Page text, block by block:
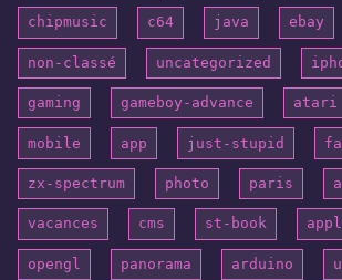
chipmusic c64 java ebay
non-classé uncategorized
gaming gameboy-advance atari
mobile app just-stupid
zx-spectrum photo paris
vacances cms st-book
opengl panorama arduino